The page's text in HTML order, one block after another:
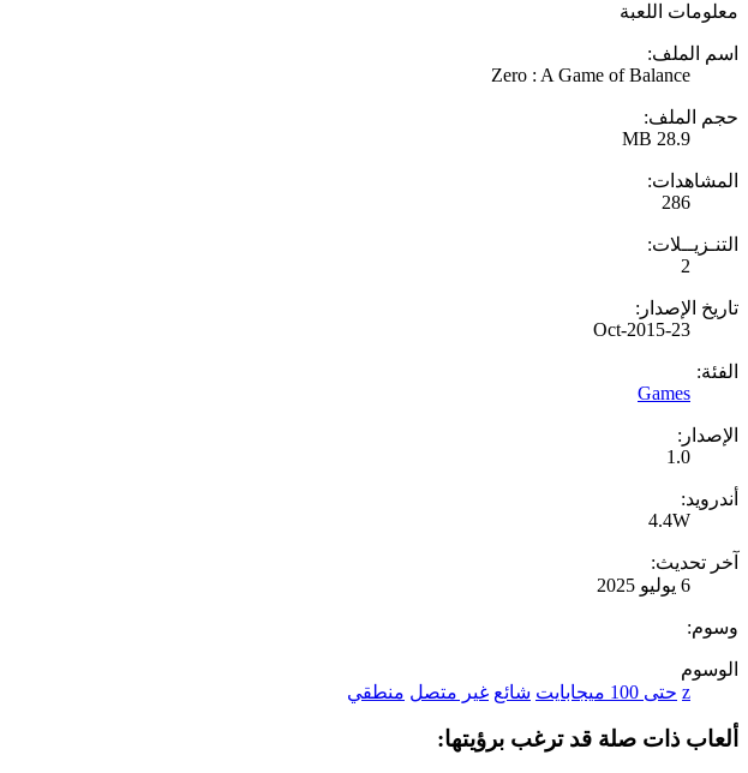
معلومات اللعبة
اسم الملف:
Zero : A Game of Balance
حجم الملف:
28.9 MB
المشاهدات:
286
التنـزيــلات:
2
تاريخ الإصدار:
23-Oct-2015
الفئة:
Games
الإصدار:
1.0
أندرويد:
4.4W
آخر تحديث:
6 يوليو 2025
وسوم:
الوسوم
z حتى 100 ميجابايت شائع غير متصل منطقي
ألعاب ذات صلة قد ترغب برؤيتها: